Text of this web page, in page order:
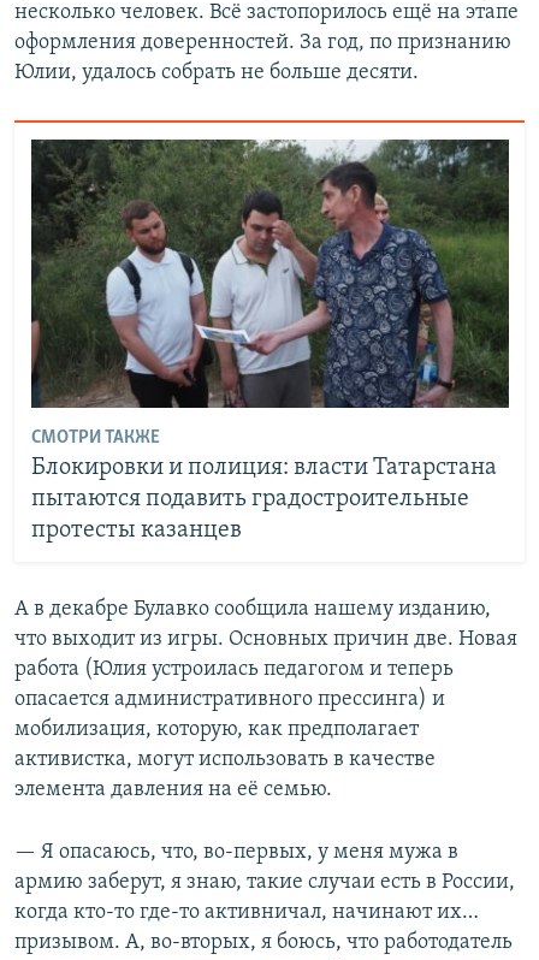
несколько человек. Всё застопорилось ещё на этапе
оформления доверенностей. За год, по признанию
Юлии, удалось собрать не больше десяти.
СМОТРИ ТАКЖЕ
Блокировки и полиция: власти Татарстана
пытаются подавить градостроительные
протесты казанцев
А в декабре Булавко сообщила нашему изданию,
что выходит из игры. Основных причин две. Новая
работа (Юлия устроилась педагогом и теперь
опасается административного прессинга) и
мобилизация, которую, как предполагает
активистка, могут использовать в качестве
элемента давления на её семью.
— Я опасаюсь, что, во-первых, у меня мужа в
армию заберут, я знаю, такие случаи есть в России,
когда кто-то где-то активничал, начинают их…
призывом. А, во-вторых, я боюсь, что работодатель